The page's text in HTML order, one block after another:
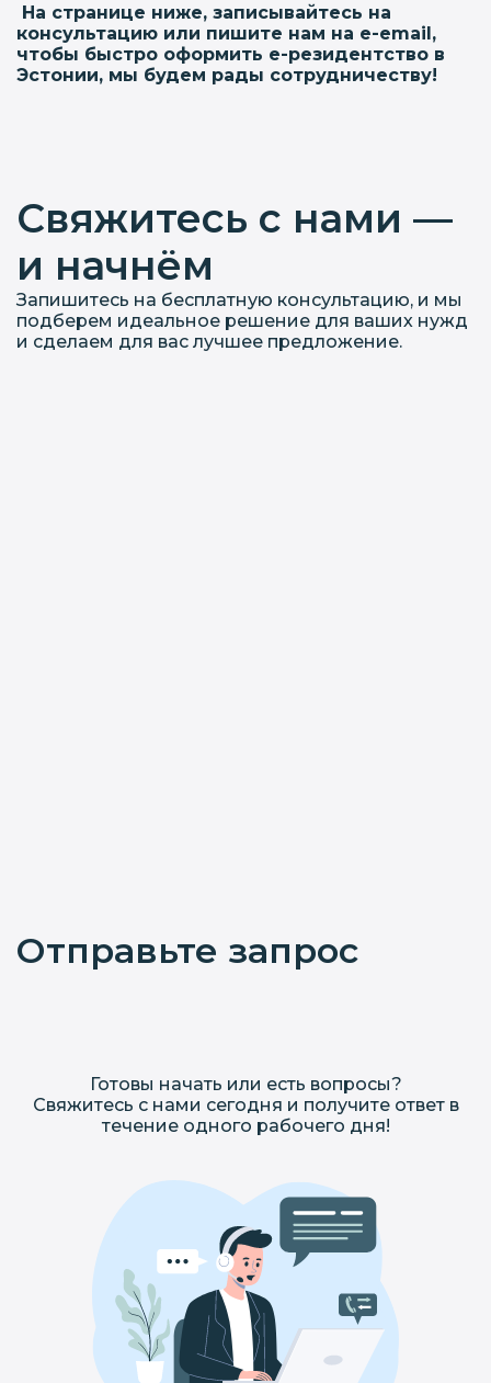
На странице ниже, записывайтесь на
консультацию или пишите нам на e-email,
чтобы быстро оформить е-резидентство в
Эстонии, мы будем рады сотрудничеству!
Свяжитесь с нами —
и начнём
Запишитесь на бесплатную консультацию, и мы
подберем идеальное решение для ваших нужд
и сделаем для вас лучшее предложение.
Отправьте запрос
Готовы начать или есть вопросы?
Свяжитесь с нами сегодня и получите ответ в
течение одного рабочего дня!